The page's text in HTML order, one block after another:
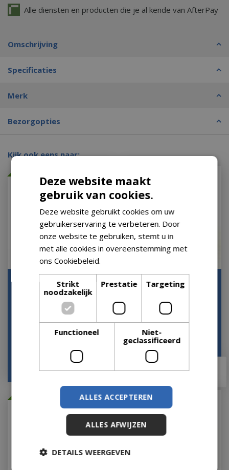
Alle diensten en producten die je al kende van AfterPay
Omschrijving
Specificaties
Merk
Bezorgopties
Kijk ook eens naar:
Dining Tuinstoel
Portofino Antraciet
Zwart Touw Stoel
19
Dining Tuinstoel
Portofino Olijf Groen
Touw Stoel Buiten Vi…
99
€143,19
Op voorraad
Deze website maakt
gebruik van cookies.
Deze website gebruikt cookies om uw
gebruikerservaring te verbeteren. Door
onze website te gebruiken, stemt u in
met alle cookies in overeenstemming met
ons Cookiebeleid.
Strikt
noodzakelijk
Prestatie Targeting
Functioneel
Niet-
geclassificeerd
ALLES ACCEPTEREN
ALLES AFWIJZEN
DETAILS WEERGEVEN